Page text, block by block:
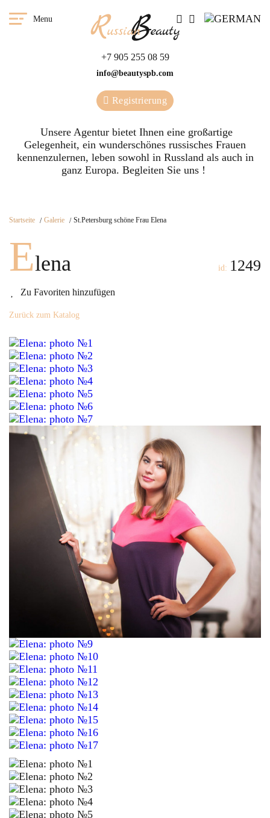
Menu
+7 905 255 08 59
info@beautyspb.com
Registrierung
Unsere Agentur bietet Ihnen eine großartige
Gelegenheit, ein wunderschönes russisches Frauen
kennenzulernen, leben sowohl in Russland als auch in
ganz Europa. Begleiten Sie uns !
Startseite Galerie St.Petersburg schöne Frau Elena
Elena
Zu Favoriten hinzufügen
id: 1249
Zurück zum Katalog